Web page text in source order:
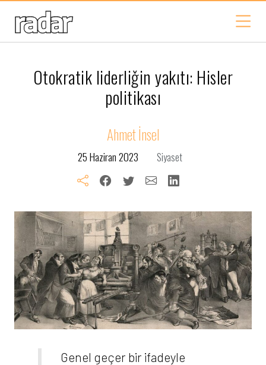
Otokratik liderliǧin yakıtı: Hisler
politikası
Ahmet İnsel
25 Haziran 2023 Siyaset
Genel geçer bir ifadeyle